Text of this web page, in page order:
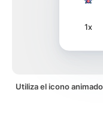
1x
Utiliza el icono